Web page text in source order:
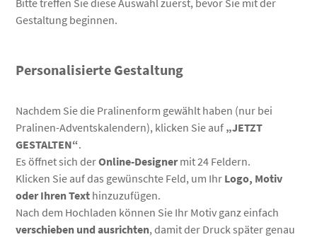
Gestaltung beginnen.
Personalisierte Gestaltung
Nachdem Sie die Pralinenform gewählt haben (nur bei
Pralinen-Adventskalendern), klicken Sie auf „JETZT
GESTALTEN“.
Es öffnet sich derOnline-Designermit 24 Feldern.
Klicken Sie auf das gewünschte Feld, um Ihr Logo, Motiv
oder Ihren Text hinzuzufügen.
Nach dem Hochladen können Sie Ihr Motiv ganz einfach
verschieben und ausrichten, damit der Druck später genau